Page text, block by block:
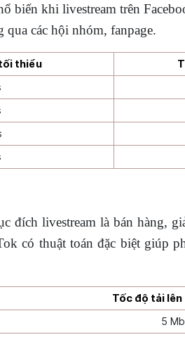
khi livestream trên
các hội nhóm, fanpage.
thiểu
đích livestream là bán hàng,
có thuật toán đặc biệt giúp
Tốc độ tải lên
5